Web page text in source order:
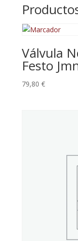
Válvula
Festo
79,80 €